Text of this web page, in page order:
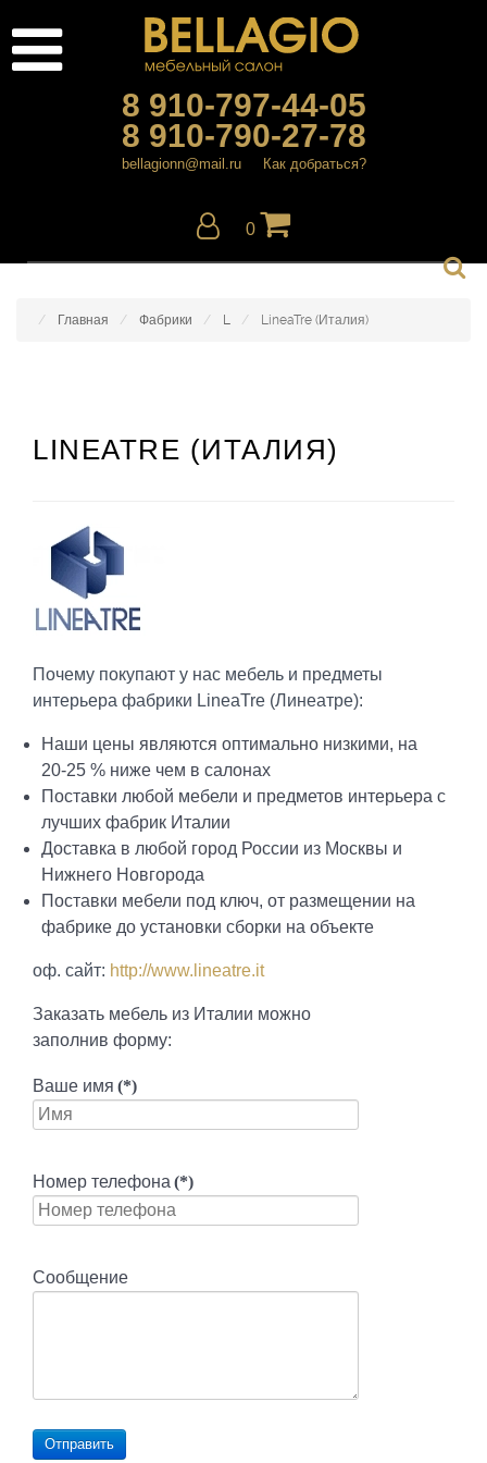
8 910-797-44-05
8 910-790-27-78
bellagionn@mail.ru Как добраться?
0
Главная Фабрики L LineaTre (Италия)
LINEATRE (ИТАЛИЯ)
Почему покупают у нас мебель и предметы
интерьера фабрики LineaTre (Линеатре):
Наши цены являются оптимально низкими, на
20-25 % ниже чем в салонах
Поставки любой мебели и предметов интерьера с
лучших фабрик Италии
Доставка в любой город России из Москвы и
Нижнего Новгорода
Поставки мебели под ключ, от размещении на
фабрике до установки сборки на объекте
оф. сайт: http://www.lineatre.it
Заказать мебель из Италии можно
заполнив форму:
Ваше имя (*)
Номер телефона (*)
Сообщение
Отправить